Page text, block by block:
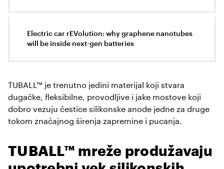
Electric car rEVolution: why graphene nanotubes
will be inside next-gen batteries
TUBALL™ je trenutno jedini materijal koji stvara
dugačke, fleksibilne, provodljive i jake mostove koji
dobro vezuju čestice silikonske anode jedne za druge
tokom značajnog širenja zapremine i pucanja.
TUBALL™ mreže produžavaju